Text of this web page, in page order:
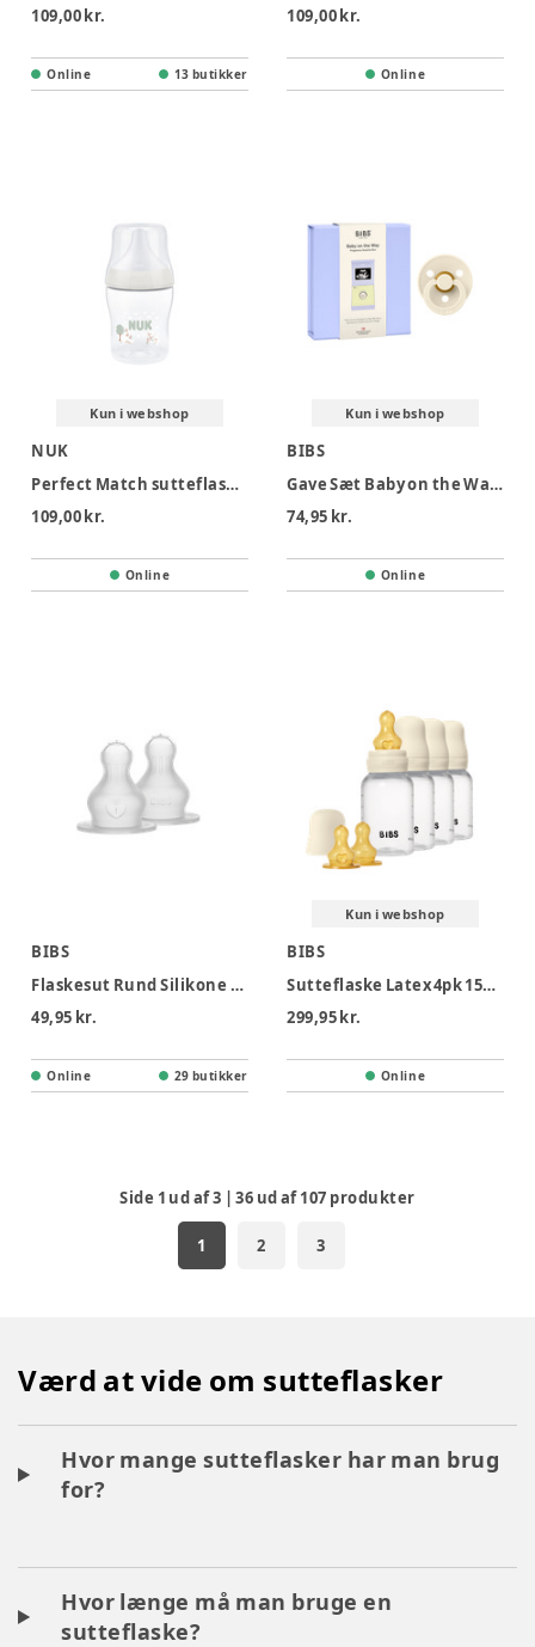
109,00 kr.
Online 13 butikker
109,00 kr.
Online
Kun i webshop
NUK
Perfect Match sutteflaske 150 ml, Sheep
109,00 kr.
Online
Kun i webshop
BIBS
Gave Sæt Baby on the Way Latex Size 1 Ivory
74,95 kr.
Online
BIBS
Flaskesut Rund Silikone 2pk Tykt Flow
49,95 kr.
Online 29 butikker
Kun i webshop
BIBS
Sutteflaske Latex4pk 150 ml - Ivory
299,95 kr.
Online
Side 1 ud af3 |36 ud af107 produkter
1 2 3
Værd at vide om sutteflasker
Hvor mange sutteflasker har man brug
for?
Hvor længe må man bruge en
sutteflaske?